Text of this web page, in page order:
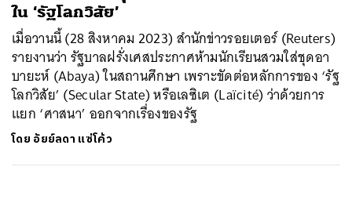
ใน ‘รัฐโลกวิสัย’
เมื่อวานนี้ (28 สิงหาคม 2023) สำนักข่าวรอยเตอร์ (Reuters)
รายงานว่า รัฐบาลฝรั่งเศสประกาศห้ามนักเรียนสวมใส่ชุดอา
บายะห์ (Abaya) ในสถานศึกษา เพราะขัดต่อหลักการของ ‘รัฐ
โลกวิสัย’ (Secular State) หรือเลซิเต (Laïcité) ว่าด้วยการ
แยก ‘ศาสนา’ ออกจากเรื่องของรัฐ
โดย อัยย์ลดา แซ่โค้ว